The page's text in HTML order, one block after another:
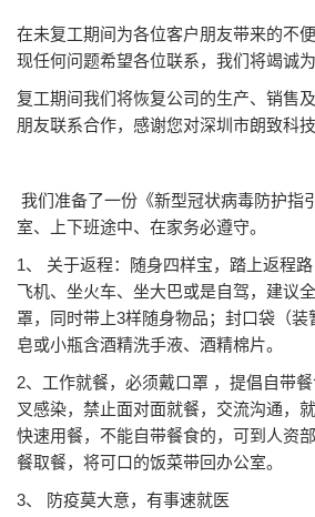
在未复工期间为各位客户朋友带来的不
现任何问题希望各位联系，我们将竭诚为
复工期间我们将恢复公司的生产、销售
朋友联系合作，感谢您对深圳市朗致科
我们准备了一份《新型冠状病毒防护指
室、上下班途中、在家务必遵守。
1、 关于返程：随身四样宝，踏上返
飞机、坐火车、坐大巴或是自驾，建议
罩，同时带上3样随身物品；封口袋（
皂或小瓶含酒精洗手液、酒精棉片。
2、工作就餐，必须戴口罩 ，提倡自带
叉感染，禁止面对面就餐，交流沟通，
快速用餐，不能自带餐食的，可到人资
餐取餐，将可口的饭菜带回办公室。
3、 防疫莫大意，有事速就医